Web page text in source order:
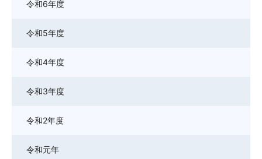
令和6年度
令和5年度
令和4年度
令和3年度
令和2年度
令和元年